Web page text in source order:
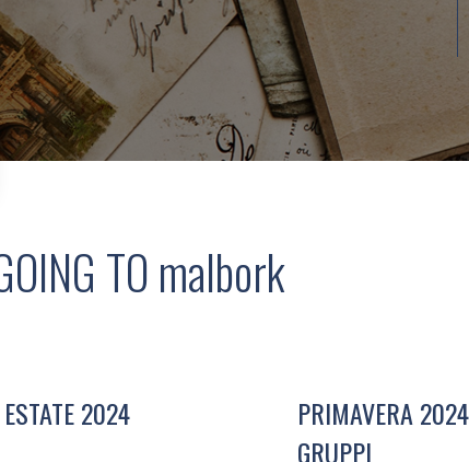
TO malbork
2024
PRIMAVERA
GRUPPI